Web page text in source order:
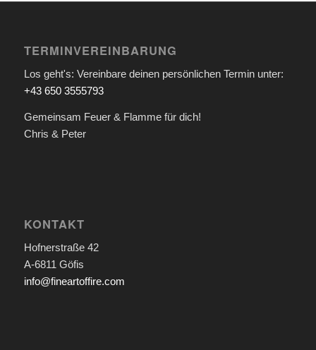
TERMINVEREINBARUNG
Los geht's: Vereinbare deinen persönlichen Termin unter:
+43 650 3555793
Gemeinsam Feuer & Flamme für dich!
Chris & Peter
KONTAKT
Hofnerstraße 42
A-6811 Göfis
info@fineartoffire.com